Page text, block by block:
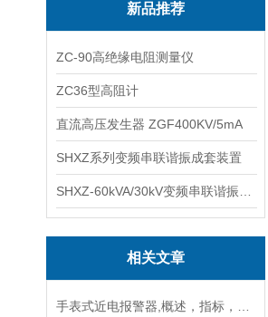
新品推荐
ZC-90高绝缘电阻测量仪
ZC36型高阻计
直流高压发生器 ZGF400KV/5mA
SHXZ系列变频串联谐振成套装置
相关文章